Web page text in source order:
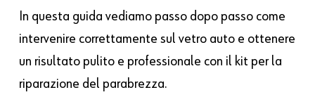
In questa guida vediamo passo dopo passo come
intervenire correttamente sul vetro auto e ottenere
un risultato pulito e professionale con il kit per la
riparazione del parabrezza.